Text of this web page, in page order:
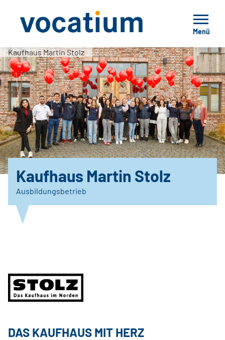
Menü
Kaufhaus Martin Stolz
Kaufhaus Martin Stolz
Ausbildungsbetrieb
DAS KAUFHAUS MIT HERZ